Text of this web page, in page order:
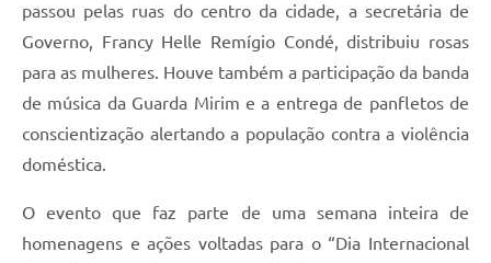
passou pelas ruas do centro da cidade, a secretária de
Governo, Francy Helle Remígio Condé, distribuiu rosas
para as mulheres. Houve também a participação da banda
de música da Guarda Mirim e a entrega de panfletos de
conscientização alertando a população contra a violência
doméstica.
O evento que faz parte de uma semana inteira de
homenagens e ações voltadas para o “Dia Internacional